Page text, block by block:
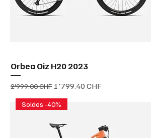
Orbea Oiz H20 2023
Prix original
2'999.00 CHF Prix promotionnel
1'799.40 CHF
Soldes -40%